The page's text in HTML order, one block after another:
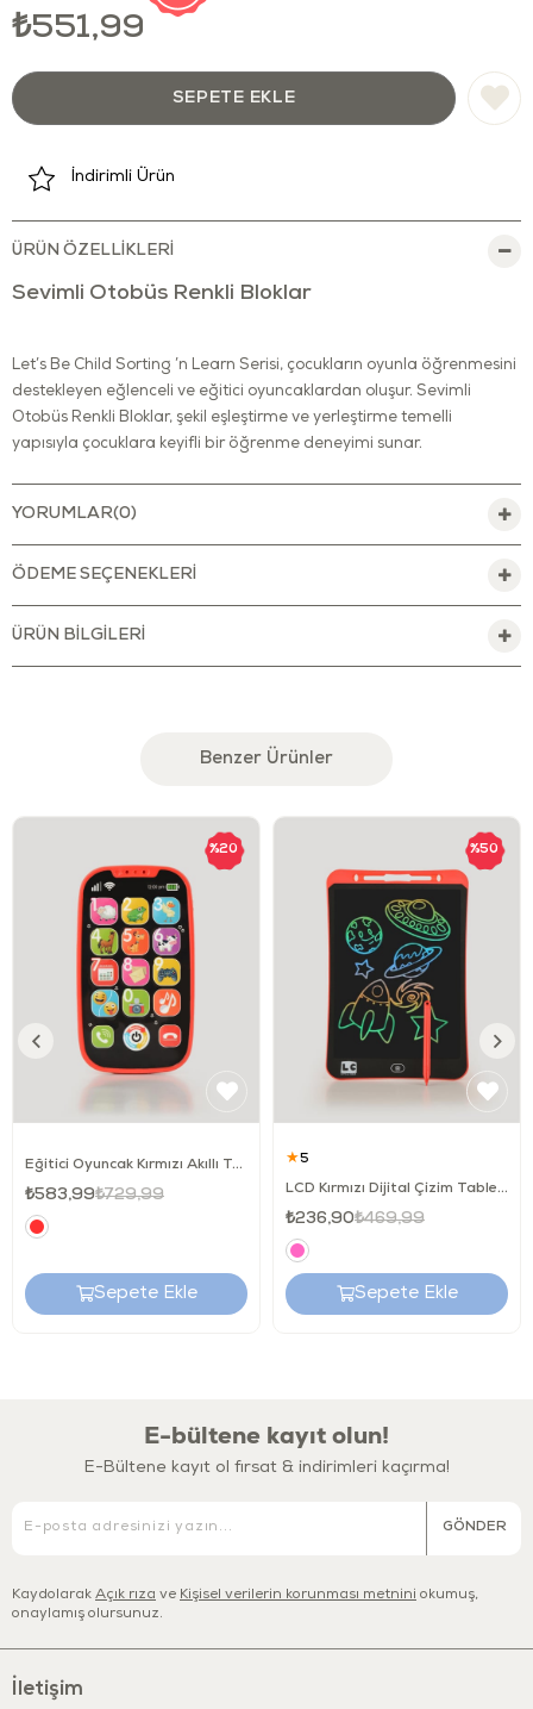
₺551,99
İndirimli Ürün
ÜRÜN ÖZELLIKLERI
Sevimli Otobüs Renkli Bloklar
Let’s Be Child Sorting ’n Learn Serisi, çocukların oyunla öğrenmesini
destekleyen eğlenceli ve eğitici oyuncaklardan oluşur. Sevimli
Otobüs Renkli Bloklar, şekil eşleştirme ve yerleştirme temelli
yapısıyla çocuklara keyifli bir öğrenme deneyimi sunar.
Üzerinde yer alan üçgen, kare, yıldız, kalp ve farklı figürlere sahip
renkli bloklar, çocukların dikkatini çekerken şekilleri tanımasına ve
çıkan eğlenceli sesler ve dönen boncuklu çıngırak detayı, oyunu
Yumuşak renk geçişleri ve yuvarlatılmış hatlarıyla güvenli bir
Şekil eşleştirmeli ve yerleştirmeli oyun yapısı
Renkli bloklar (farklı şekiller)
Hareketle aktive olan eğlenceli sesler
Dönen boncuklu çıngırak detayı
Sevimli otobüs temalı tasarım
Yuvarlatılmış kenarlar ve güvenli yapı
Dayanıklı ve çocuk sağlığına uygun malzeme
Ürün Ne Sağlar?
Bu oyuncak, çocukların şekil ve renkleri tanımasına yardımcı olurken
neden–sonuç ilişkisi kurmalarını destekler. Blokları doğru yerlere
10 ay ve üzeri çocuklar
çocuklar
YORUMLAR(0)
ÖDEME SEÇENEKLERI
ÜRÜN BILGILERI
Benzer Ürünler
Eğitici Oyuncak Kırmızı Akıllı Telefonum
₺583,99₺729,99
Sepete Ekle
%20
★5
LCD Kırmızı Dijital Çizim Tableti 8,5 İnç
₺236,90₺469,99
Sepete Ekle
%50
E-bültene kayıt olun!
E-Bültene kayıt ol fırsat & indirimleri kaçırma!
GÖNDER
Kaydolarak Açık rıza ve Kişisel verilerin korunması metnini okumuş,
onaylamış olursunuz.
İletişim